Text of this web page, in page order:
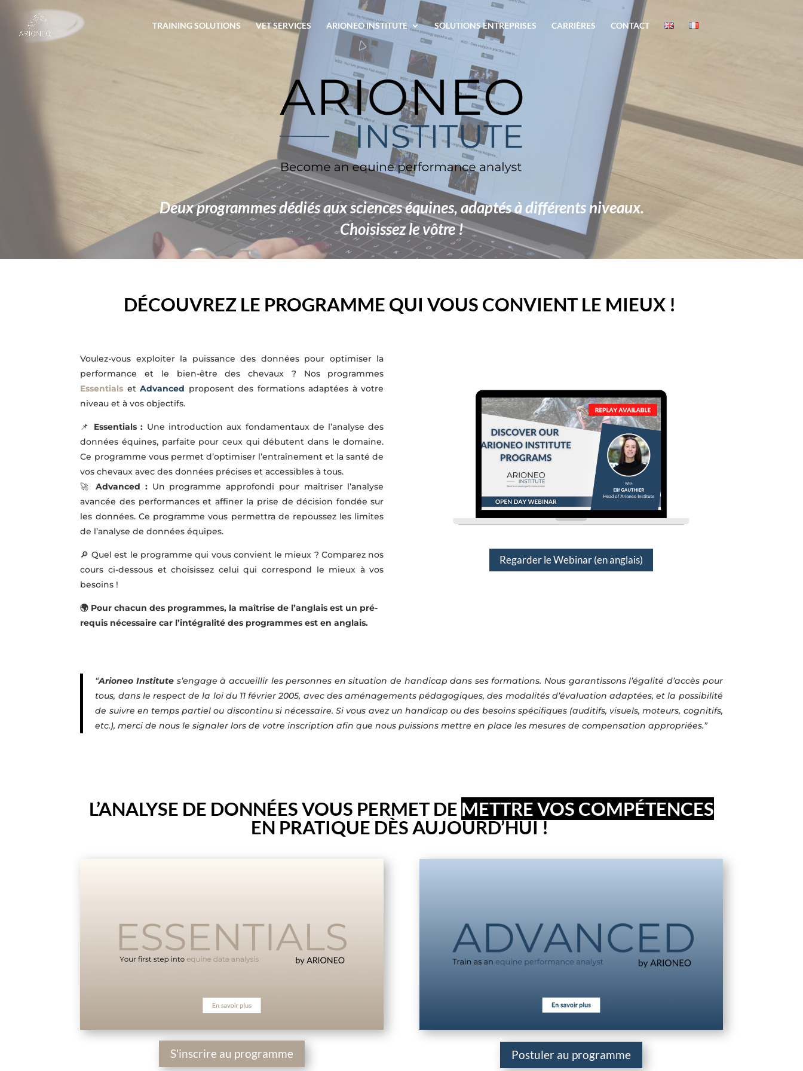
TRAINING SOLUTIONS VET SERVICES ARIONEO INSTITUTE SOLUTIONS ENTREPRISES CARRIÈRES CONTACT
Deux programmes dédiés aux sciences équines, adaptés à différents niveaux.
Choisissez le vôtre !
DÉCOUVREZ LE PROGRAMME QUI VOUS CONVIENT LE MIEUX !
Voulez-vous exploiter la puissance des données pour optimiser la
performance et le bien-être des chevaux ? Nos programmes
Essentials etAdvanced proposent des formations adaptées à votre
niveau et à vos objectifs.
📌 Essentials : Une introduction aux fondamentaux de l’analyse des
données équines, parfaite pour ceux qui débutent dans le domaine.
Ce programme vous permet d’optimiser l’entraînement et la santé de
vos chevaux avec des données précises et accessibles à tous.
🚀
Advanced :Un programme approfondi pour maîtriser l’analyse
avancée des performances et affiner la prise de décision fondée sur
les données. Ce programme vous permettra de repoussez les limites
de l’analyse de données équipes.
🔎 Quel est le programme qui vous convient le mieux ? Comparez nos
cours ci-dessous et choisissez celui qui correspond le mieux à vos
besoins !
🌍 Pour chacun des programmes, la maîtrise de l’anglais est un pré-
requis nécessaire car l’intégralité des programmes est en anglais.
Regarder le Webinar (en anglais)
“Arioneo Institute s’engage à accueillir les personnes en situation de handicap dans ses formations. Nous garantissons l’égalité d’accès pour
tous, dans le respect de la loi du 11 février 2005, avec des aménagements pédagogiques, des modalités d’évaluation adaptées, et la possibilité
de suivre en temps partiel ou discontinu si nécessaire. Si vous avez un handicap ou des besoins spécifiques (auditifs, visuels, moteurs, cognitifs,
etc.), merci de nous le signaler lors de votre inscription afin que nous puissions mettre en place les mesures de compensation appropriées.”
L’ANALYSE DE DONNÉES VOUS PERMET DE METTRE VOS COMPÉTENCES
EN PRATIQUE DÈS AUJOURD’HUI !
S'inscrire au programme Postuler au programme